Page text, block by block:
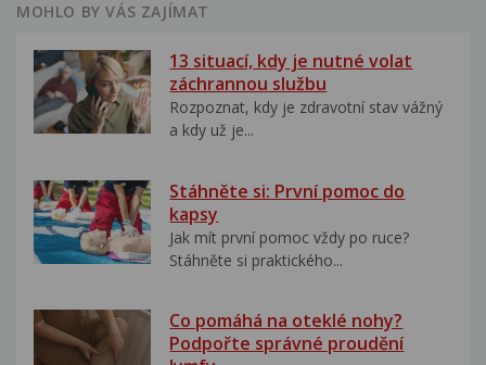
MOHLO BY VÁS ZAJÍMAT
13 situací, kdy je nutné volat
záchrannou službu
Rozpoznat, kdy je zdravotní stav vážný
a kdy už je...
Stáhněte si: První pomoc do
kapsy
Jak mít první pomoc vždy po ruce?
Stáhněte si praktického...
Co pomáhá na oteklé nohy?
Podpořte správné proudění